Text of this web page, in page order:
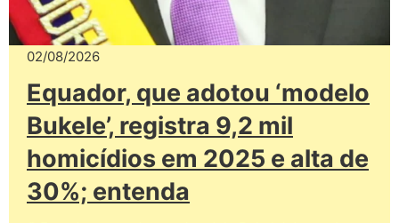
02/08/2026
Equador, que adotou ‘modelo
Bukele’, registra 9,2 mil
homicídios em 2025 e alta de
30%; entenda